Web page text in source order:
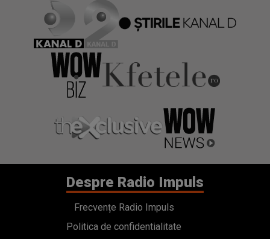
Despre Radio Impuls
Frecvențe Radio Impuls
Politica de confidentialitate